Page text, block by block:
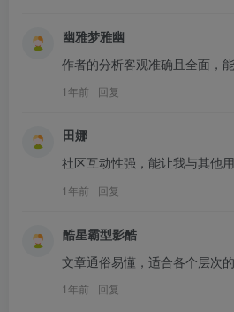
幽雅梦雅幽
作者的分析客观准确且全面，
1年前 回复
田娜
社区互动性强，能让我与其他
1年前 回复
酷星霸型影酷
文章通俗易懂，适合各个层次
1年前 回复